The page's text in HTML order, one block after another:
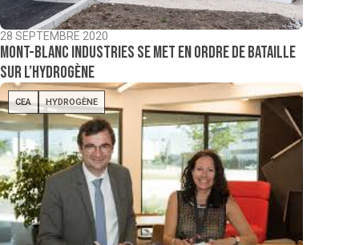
28 SEPTEMBRE 2020
Mont-Blanc Industries se met en ordre de bataille
sur l’hydrogène
CEA HYDROGÈNE